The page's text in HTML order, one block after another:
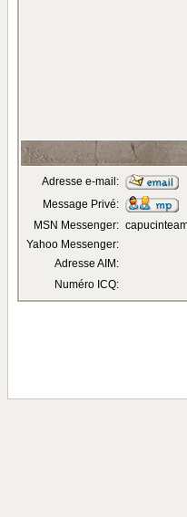
Adresse e-mail:
Message Privé:
MSN Messenger:
Yahoo Messenger:
Adresse AIM:
Numéro ICQ: